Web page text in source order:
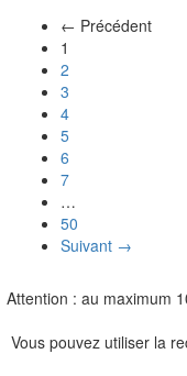
← Précédent
1
2
3
4
5
6
7
…
50
Suivant →
Attention : au maximum
Vous pouvez utiliser la